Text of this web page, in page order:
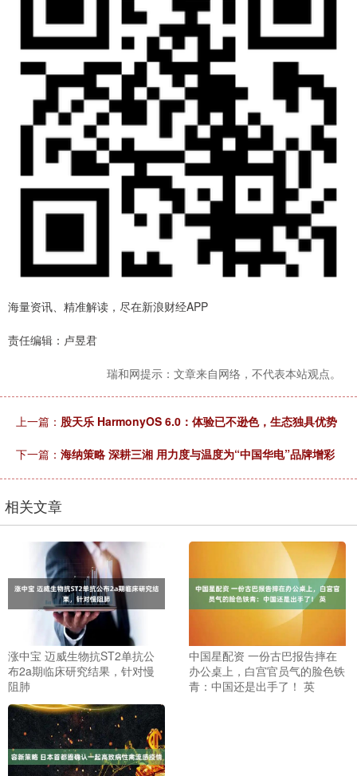
海量资讯、精准解读，尽在新浪财经APP
责任编辑：卢昱君
瑞和网提示：文章来自网络，不代表本站观点。
上一篇： 股天乐 HarmonyOS 6.0：体验已不逊色，生态独具优势
下一篇： 海纳策略 深耕三湘 用力度与温度为“中国华电”品牌增彩
相关文章
涨中宝 迈威生物抗ST2单抗公
布2a期临床研究结果，针对慢
阻肺
中国星配资 一份古巴报告摔在
办公桌上，白宫官员气的脸色铁
青：中国还是出手了！ 英